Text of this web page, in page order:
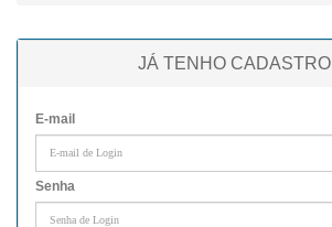
JÁ TENHO CADASTRO
E-mail
Senha